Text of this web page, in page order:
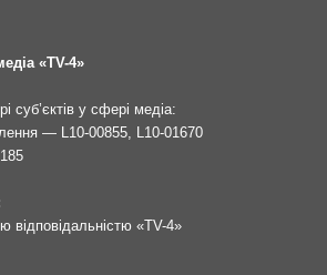
«TV-4»
суб’єктів у сфері медіа:
— L10-00855, L10-01670
відповідальністю «TV-4»